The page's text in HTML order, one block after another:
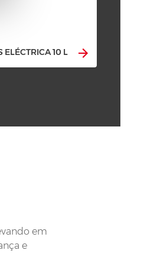
ELÉCTRICA 10 L
em
e